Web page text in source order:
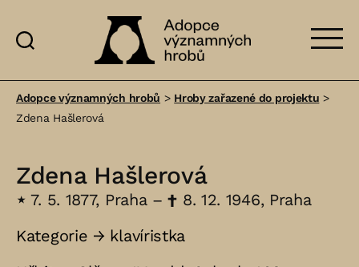
významných
Adopce významných hrobů > Hroby zařazené do projektu >
Zdena Hašlerová
Zdena Hašlerová
⋆ 7. 5. 1877, Praha –† 8. 12. 1946, Praha
Kategorie → klavíristka